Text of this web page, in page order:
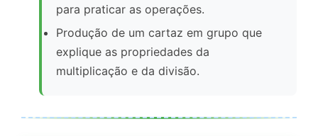
para praticar as operações.
Produção de um cartaz em grupo que
explique as propriedades da
multiplicação e da divisão.